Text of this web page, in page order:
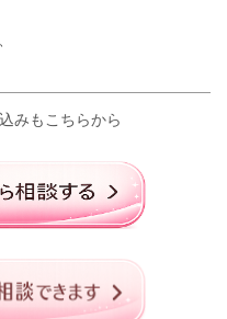
みもこちらから